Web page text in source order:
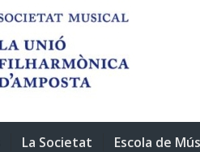
La Societat Escola de